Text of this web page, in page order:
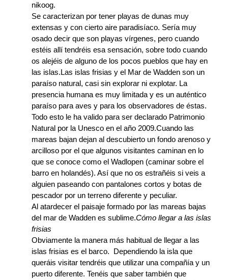
nikoog.
Se caracterizan por tener playas de dunas muy
extensas y con cierto aire paradisíaco. Sería muy
osado decir que son playas vírgenes, pero cuando
estéis allí tendréis esa sensación, sobre todo cuando
os alejéis de alguno de los pocos pueblos que hay en
las islas.Las islas frisias y el Mar de Wadden son un
paraíso natural, casi sin explorar ni explotar. La
presencia humana es muy limitada y es un auténtico
paraíso para aves y para los observadores de éstas.
Todo esto le ha valido para ser declarado Patrimonio
Natural por la Unesco en el año 2009.Cuando las
mareas bajan dejan al descubierto un fondo arenoso y
arcilloso por el que algunos visitantes caminan en lo
que se conoce como el Wadlopen (caminar sobre el
barro en holandés). Así que no os estrañéis si veis a
alguien paseando con pantalones cortos y botas de
pescador por un terreno diferente y peculiar.
Al atardecer el paisaje formado por las mareas bajas
del mar de Wadden es sublime.Cómo llegar a las islas
frisias
Obviamente la manera más habitual de llegar a las
islas frisias es el barco. Dependiendo la isla que
queráis visitar tendréis que utilizar una compañía y un
puerto diferente. Tenéis que saber también que